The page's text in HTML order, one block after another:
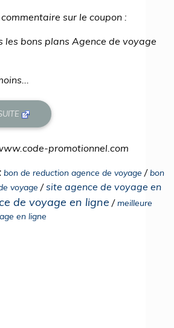
sur le coupon :
les bons plans Agence de voyage
promotionnel.com
bon de reduction agence de voyage /bon
voyage /site agence de voyage en
de voyage en ligne /meilleure
en ligne